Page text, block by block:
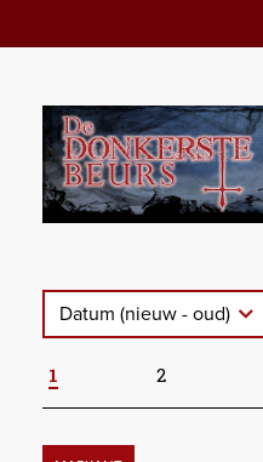
Datum (nieuw - oud)
1 2